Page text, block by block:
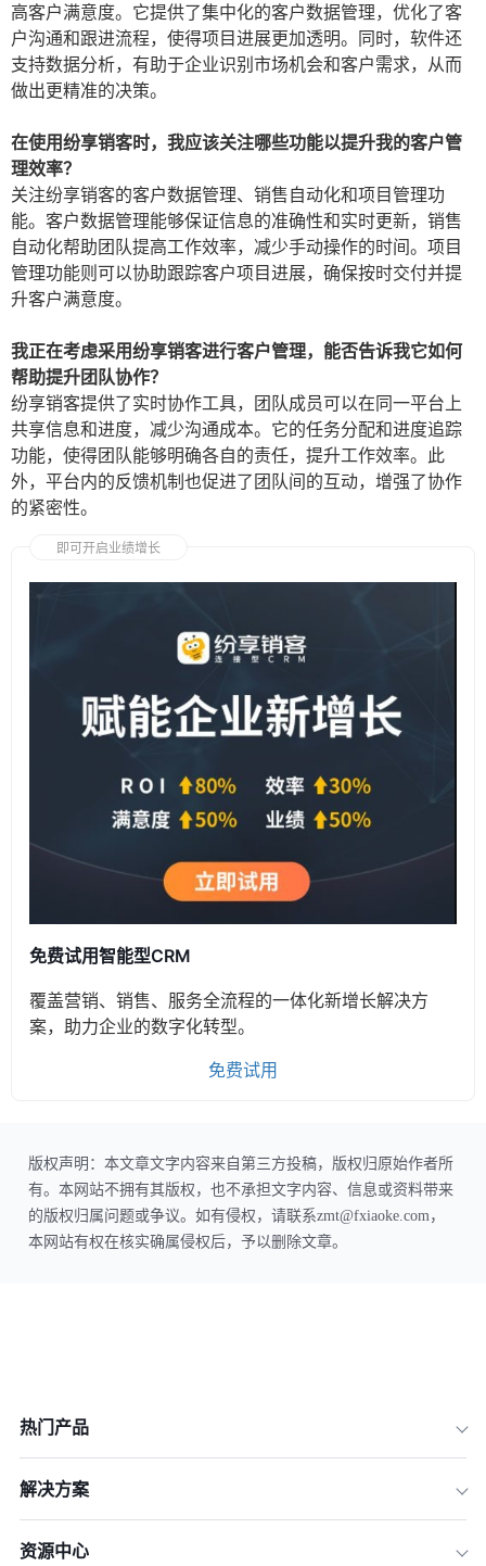
高客户满意度。它提供了集中化的客户数据管理，优化了客
户沟通和跟进流程，使得项目进展更加透明。同时，软件还
支持数据分析，有助于企业识别市场机会和客户需求，从而
做出更精准的决策。
在使用纷享销客时，我应该关注哪些功能以提升我的客户管
理效率？
关注纷享销客的客户数据管理、销售自动化和项目管理功
能。客户数据管理能够保证信息的准确性和实时更新，销售
自动化帮助团队提高工作效率，减少手动操作的时间。项目
管理功能则可以协助跟踪客户项目进展，确保按时交付并提
升客户满意度。
我正在考虑采用纷享销客进行客户管理，能否告诉我它如何
帮助提升团队协作？
纷享销客提供了实时协作工具，团队成员可以在同一平台上
共享信息和进度，减少沟通成本。它的任务分配和进度追踪
功能，使得团队能够明确各自的责任，提升工作效率。此
外，平台内的反馈机制也促进了团队间的互动，增强了协作
的紧密性。
即可开启业绩增长
免费试用智能型CRM
覆盖营销、销售、服务全流程的一体化新增长解决方
案，助力企业的数字化转型。
免费试用
版权声明：本文章文字内容来自第三方投稿，版权归原始作者所
有。本网站不拥有其版权，也不承担文字内容、信息或资料带来
的版权归属问题或争议。如有侵权，请联系zmt@fxiaoke.com，
本网站有权在核实确属侵权后，予以删除文章。
热门产品
解决方案
资源中心